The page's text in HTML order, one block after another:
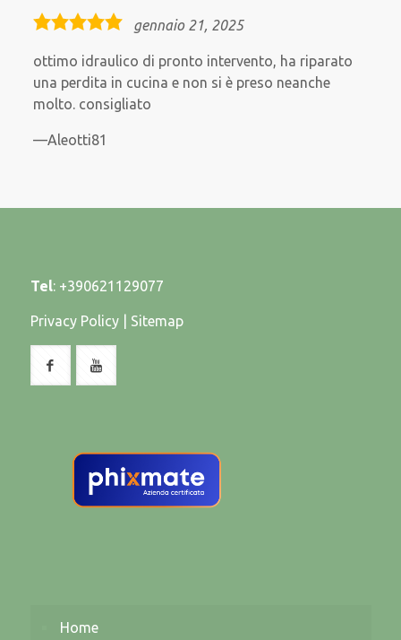
5,0
gennaio 21, 2025
ottimo idraulico di pronto intervento, ha riparato
una perdita in cucina e non si è preso neanche
molto. consigliato
Aleotti81
Tel: +390621129077
Privacy Policy| Sitemap
Home